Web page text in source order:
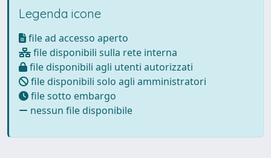
Legenda icone
file ad accesso aperto
file disponibili sulla rete interna
file disponibili agli utenti autorizzati
file disponibili solo agli amministratori
file sotto embargo
nessun file disponibile